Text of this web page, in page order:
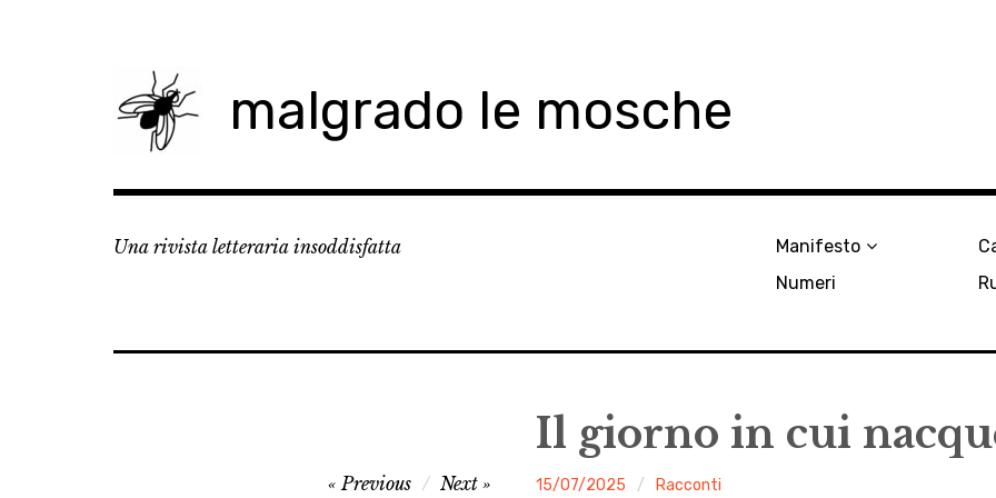
malgrado le mosche
Una rivista letteraria insoddisfatta
Manifesto
Numeri
Il giorno in cui
malgrado
15/07/2025 Racconti
Previous Next